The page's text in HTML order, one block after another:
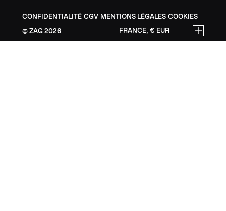
CONFIDENTIALITÉ CGV MENTIONS LÉGALES COOKIES
ZAG 2026 FRANCE, € EUR